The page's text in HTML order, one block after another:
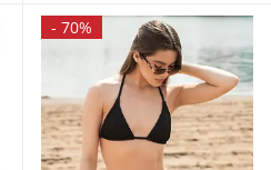
- 70%